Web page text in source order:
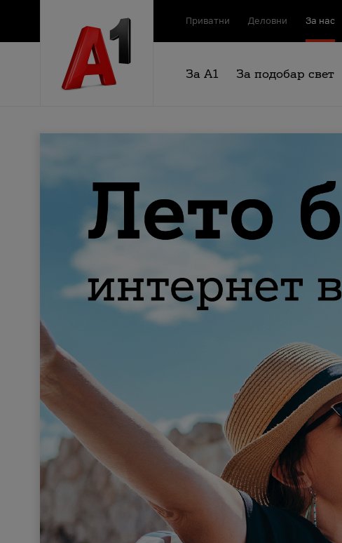
Приватни Деловни За нас
За А1 За подобар свет